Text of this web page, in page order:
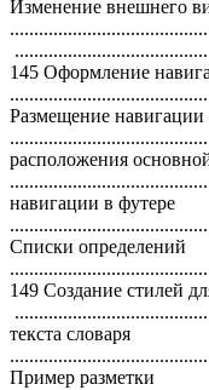
Изменение внешнего
145 Оформление
Размещение навигации
расположения
навигации в футере
Cписки определений
149 Создание стилей
текста словаря
Пример разметки